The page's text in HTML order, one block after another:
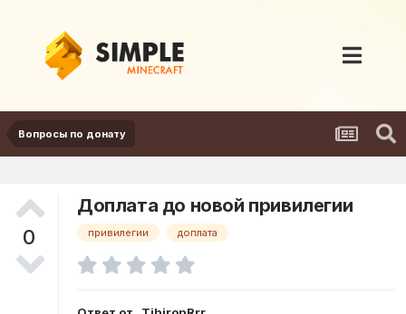
Вопросы по донату
0
Доплата до новой привилегии
привилегии доплата